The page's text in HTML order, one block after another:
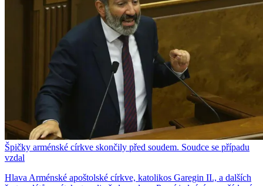
Špičky arménské církve skončily před soudem. Soudce se případu
vzdal
Hlava Arménské apoštolské církve, katolikos Garegin II., a dalších